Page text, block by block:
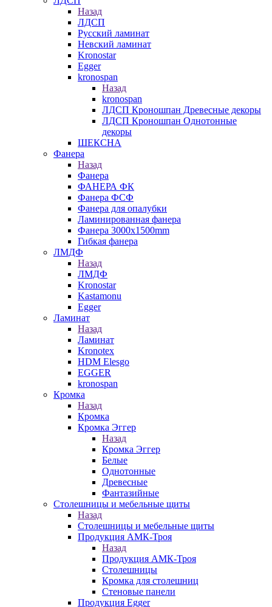
Назад
ЛДСП
Русский ламинат
Невский ламинат
Kronostar
Egger
kronospan
Назад
kronospan
ЛДСП Кроношпан Древесные декоры
ЛДСП Кроношпан Однотонные
декоры
ШЕКСНА
Фанера
Назад
Фанера
ФАНЕРА ФК
Фанера ФСФ
Фанера для опалубки
Ламинированная фанера
Фанера 3000х1500mm
Гибкая фанера
ЛМДФ
Назад
ЛМДФ
Kronostar
Kastamonu
Egger
Ламинат
Назад
Ламинат
Kronotex
HDM Elesgo
EGGER
kronospan
Кромка
Назад
Кромка
Кромка Эггер
Назад
Кромка Эггер
Белые
Однотонные
Древесные
Фантазийные
Столешницы и мебельные щиты
Назад
Столешницы и мебельные щиты
Продукция АМК-Троя
Назад
Продукция АМК-Троя
Столешницы
Кромка для столешниц
Стеновые панели
Продукция Egger